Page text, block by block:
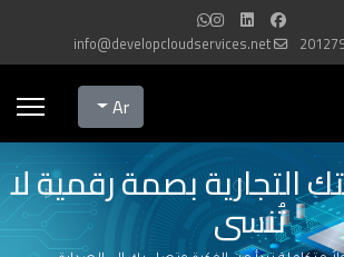
info@developcloudservices.net
Select your language
Ar
التجارية بصمة رقمية لا
تُنسى